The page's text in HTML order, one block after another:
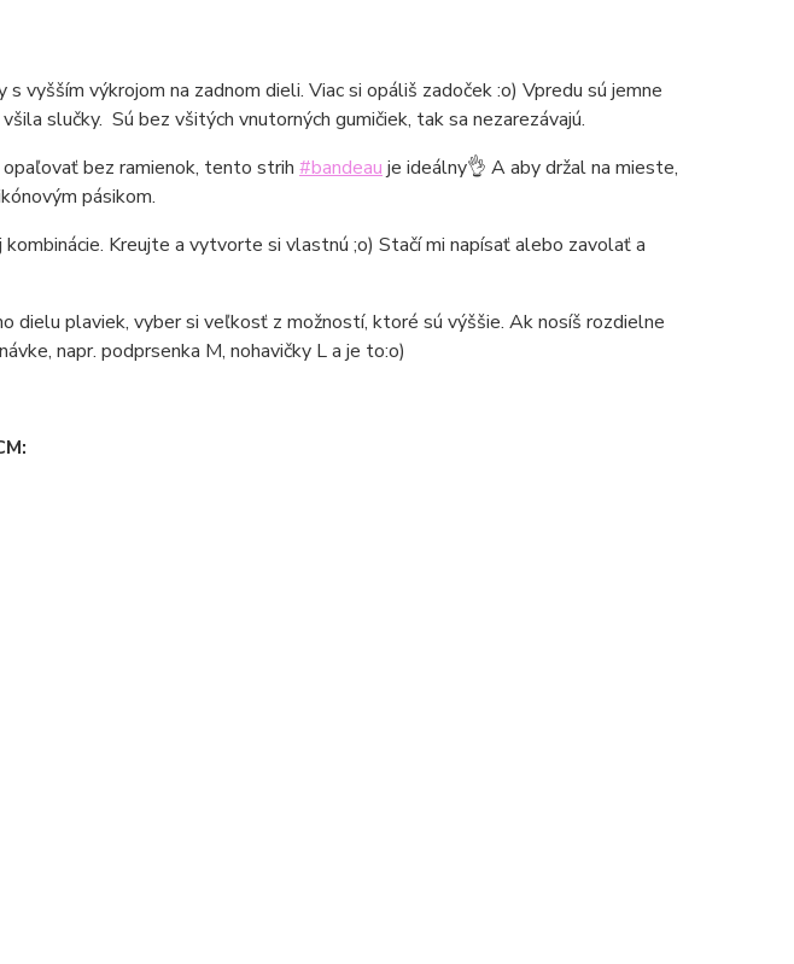
vyšším výkrojom na zadnom dieli. Viac si opáliš zadoček :o) Vpredu sú jemne
slučky. Sú bez všitých vnutorných gumičiek, tak sa nezarezávajú.
bez ramienok, tento strih #bandeauje ideálny👌 A aby držal na mieste,
pásikom.
Kreujte a vytvorte si vlastnú ;o) Stačí mi napísať alebo zavolať a
dielu plaviek, vyber si veľkosť z možností, ktoré sú výššie. Ak nosíš rozdielne
napr. podprsenka M, nohavičky L a je to:o)